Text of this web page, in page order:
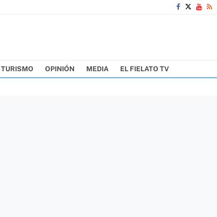
TURISMO OPINIÓN MEDIA EL FIELATO TV